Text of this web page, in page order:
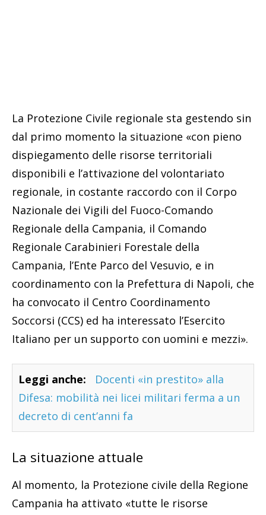
La Protezione Civile regionale sta gestendo sin
dal primo momento la situazione «con pieno
dispiegamento delle risorse territoriali
disponibili e l’attivazione del volontariato
regionale, in costante raccordo con il Corpo
Nazionale dei Vigili del Fuoco-Comando
Regionale della Campania, il Comando
Regionale Carabinieri Forestale della
Campania, l’Ente Parco del Vesuvio, e in
coordinamento con la Prefettura di Napoli, che
ha convocato il Centro Coordinamento
Soccorsi (CCS) ed ha interessato l’Esercito
Italiano per un supporto con uomini e mezzi».
Leggi anche:
Docenti «in prestito» alla
Difesa: mobilità nei licei militari ferma a un
decreto di cent’anni fa
La situazione attuale
Al momento, la Protezione civile della Regione
Campania ha attivato «tutte le risorse